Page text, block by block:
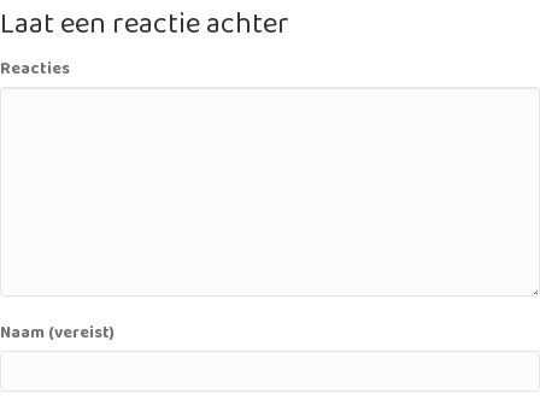
Laat een reactie achter
Reacties
Naam (vereist)